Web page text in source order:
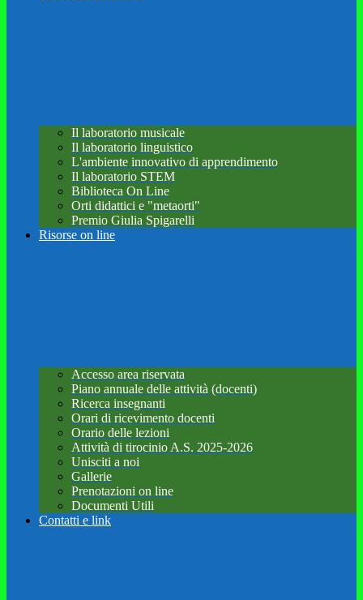
Il laboratorio musicale
Il laboratorio linguistico
L'ambiente innovativo di apprendimento
Il laboratorio STEM
Biblioteca On Line
Orti didattici e "metaorti"
Premio Giulia Spigarelli
Risorse on line
Accesso area riservata
Piano annuale delle attività (docenti)
Ricerca insegnanti
Orari di ricevimento docenti
Orario delle lezioni
Attività di tirocinio A.S. 2025-2026
Unisciti a noi
Gallerie
Prenotazioni on line
Documenti Utili
Contatti e link